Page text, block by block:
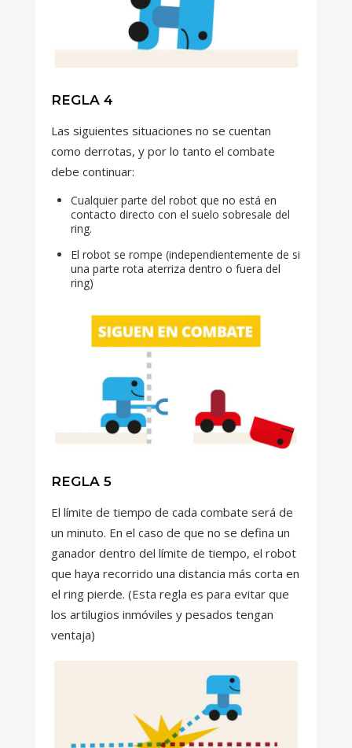
REGLA 4
Las siguientes situaciones no se cuentan
como derrotas, y por lo tanto el combate
debe continuar:
Cualquier parte del robot que no está en
contacto directo con el suelo sobresale del
ring.
El robot se rompe (independientemente de si
una parte rota aterriza dentro o fuera del
ring)
REGLA 5
El límite de tiempo de cada combate será de
un minuto. En el caso de que no se defina un
ganador dentro del límite de tiempo, el robot
que haya recorrido una distancia más corta en
el ring pierde. (Esta regla es para evitar que
los artilugios inmóviles y pesados tengan
ventaja)